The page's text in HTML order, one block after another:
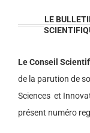
LE
Le Conseil
de la parution de
Sciences et
présent numéro